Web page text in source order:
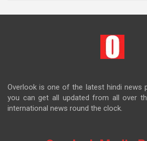
Overlook is one of the latest hindi news
you can get all updated from all over
international news round the clock.